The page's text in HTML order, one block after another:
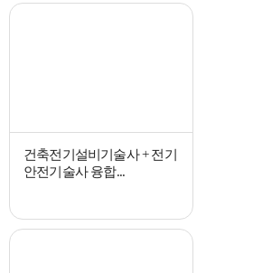
건축전기설비기술사 + 전기
안전기술사 융합...